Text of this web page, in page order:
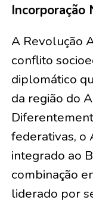
Incorporação
A Revolução
conflito
diplomático
da região do
federativas, o
integrado ao
combinação
liderado por